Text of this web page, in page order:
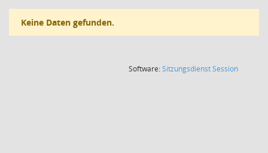
Keine Daten gefunden.
Software:SitzungsdienstSession(Wird in